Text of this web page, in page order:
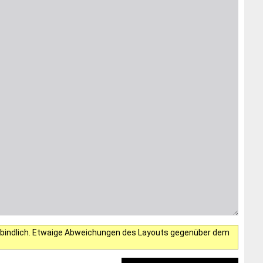
Etwaige Abweichungen des Layouts gegenüber dem